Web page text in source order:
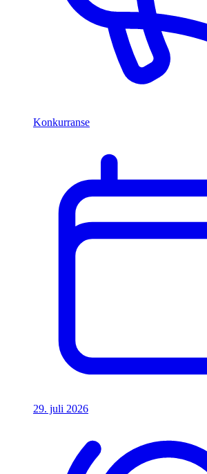
Konkurranse
29. juli 2026